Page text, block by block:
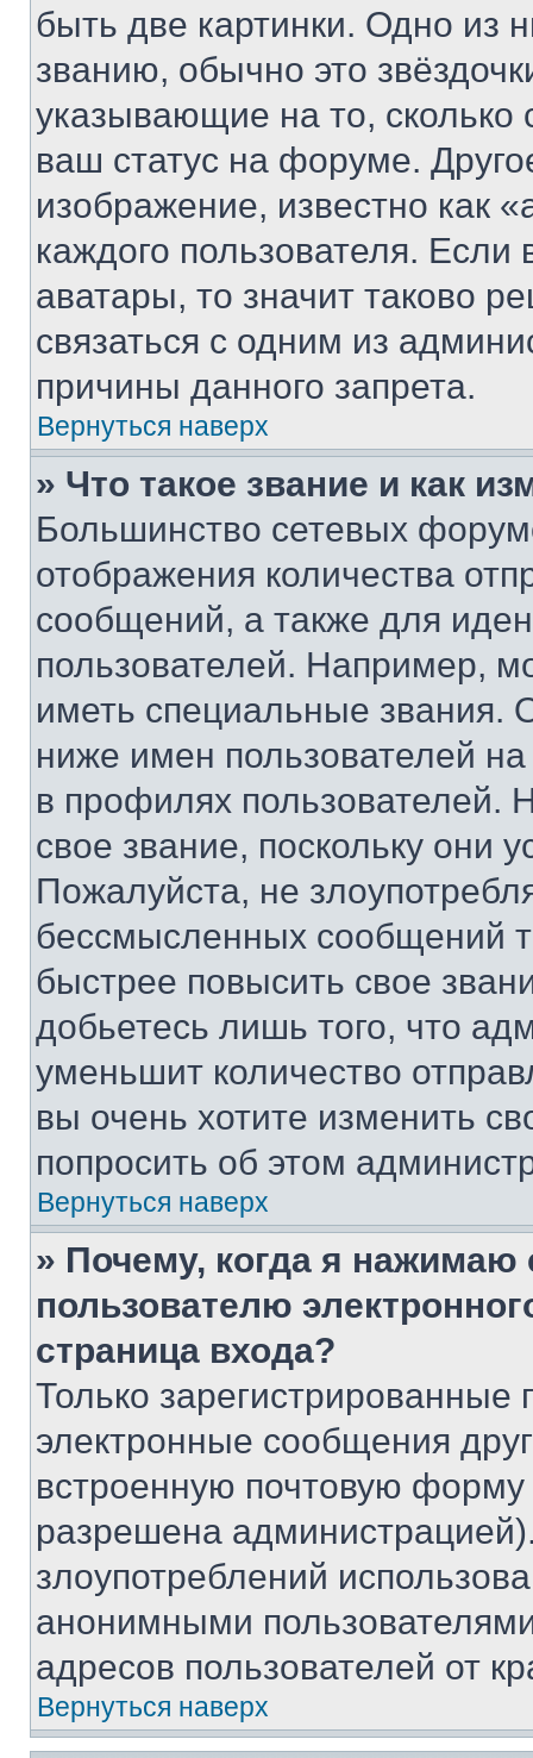
быть две картинки. Одно из
званию, обычно это
указывающие на то,
ваш статус на форуме.
изображение, известно как
каждого пользователя.
аватары, то значит таково
связаться с одним из
причины данного запрета.
Вернуться наверх
» Что такое звание и как
Большинство сетевых
отображения количества
сообщений, а также для
пользователей. Например,
иметь специальные звания.
ниже имен пользователей
в профилях
свое звание, поскольку они
Пожалуйста, не
бессмысленных сообщений
быстрее повысить свое
добьетесь лишь того, что
уменьшит количество
вы очень хотите изменить
попросить об этом
Вернуться наверх
» Почему, когда я нажимаю
пользователю
страница входа?
Только зарегистрированные
электронные сообщения
встроенную почтовую
разрешена
злоупотреблений
анонимными
адресов пользователей от
Вернуться наверх